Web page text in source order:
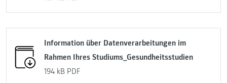
Information über Datenverarbeitungen im
Rahmen Ihres Studiums_Gesundheitsstudien
194 kB PDF